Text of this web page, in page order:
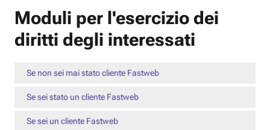
Moduli per l'esercizio dei
diritti degli interessati
Se non sei mai stato cliente Fastweb
Se sei stato un cliente Fastweb
Se sei un cliente Fastweb